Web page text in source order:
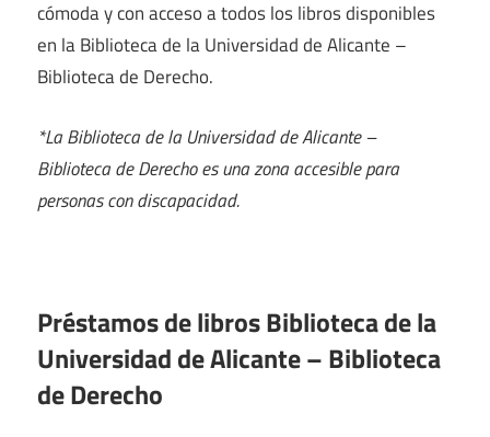
cómoda y con acceso a todos los libros disponibles
en la Biblioteca de la Universidad de Alicante –
Biblioteca de Derecho.
*La Biblioteca de la Universidad de Alicante –
Biblioteca de Derecho es una zona accesible para
personas con discapacidad.
Préstamos de libros Biblioteca de la
Universidad de Alicante – Biblioteca
de Derecho